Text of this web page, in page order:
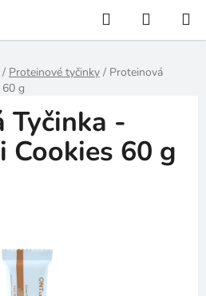
Hledat
KOŠÍK
/ Proteinové tyčinky / Proteinová
g
Tyčinka -
Cookies 60 g